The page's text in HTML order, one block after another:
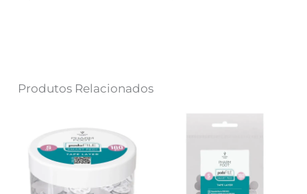
Produtos Relacionados